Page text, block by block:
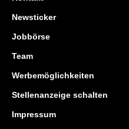
Newsticker
Jobbörse
Team
Werbemöglichkeiten
Stellenanzeige schalten
Impressum